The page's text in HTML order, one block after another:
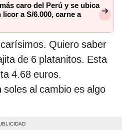
caro del Perú y se ubica
a S/6.000, carne a
Quiero saber
de 6 platanitos. Esta
4.68 euros.
al cambio es algo